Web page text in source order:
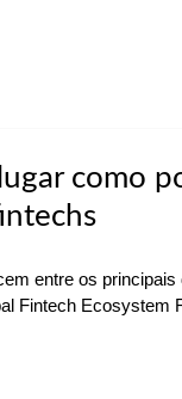
como
entre os principais
Fintech Ecosystem